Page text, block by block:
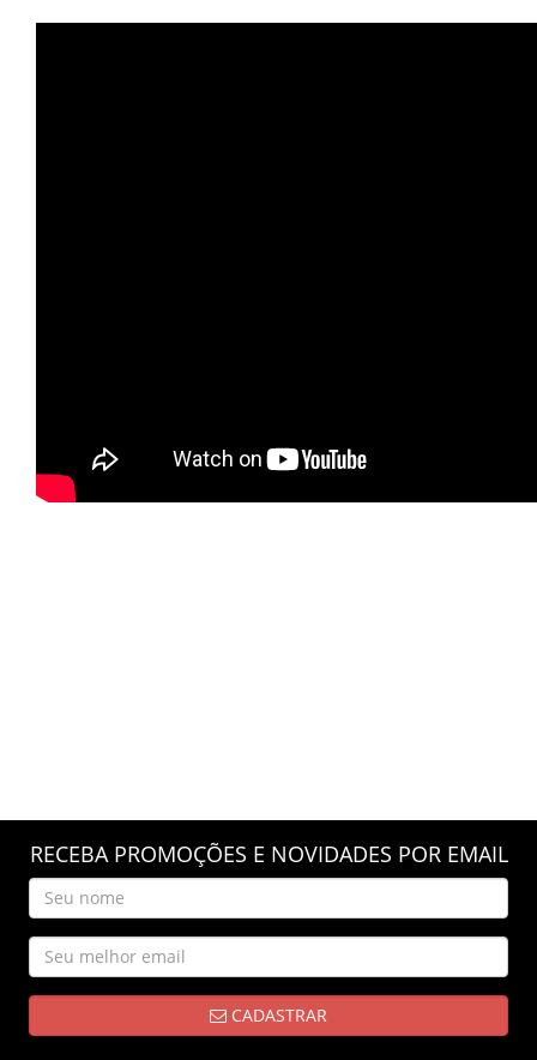
RECEBA PROMOÇÕES E NOVIDADES POR EMAIL
CADASTRAR